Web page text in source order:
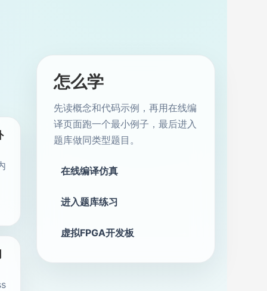
怎么学
先读概念和代码示例，再用在线编
译页面跑一个最小例子，最后进入
题库做同类型题目。
在线编译仿真
进入题库练习
虚拟FPGA开发板